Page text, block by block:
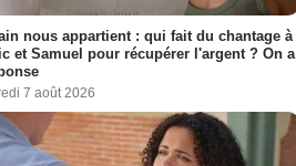
nous appartient : qui fait du chantage à
et Samuel pour récupérer l'argent ? On a
7 août 2026